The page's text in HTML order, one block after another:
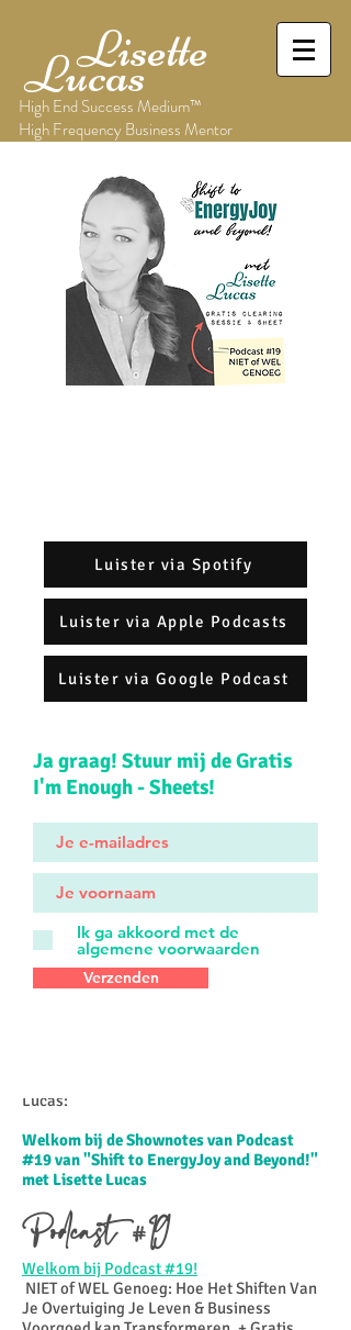
Lisette
Lucas
High End Success Medium™
High Frequency Business Mentor
Luister via Spotify
Luister via Apple Podcasts
Luister via Google Podcast
Lucas:
Welkom bij de Shownotes van Podcast
#19 van "Shift to EnergyJoy and Beyond!"
met Lisette Lucas
Podcast #19
Welkom bij Podcast #19!
NIET of WEL Genoeg: Hoe Het Shiften Van
Je Overtuiging Je Leven & Business
Ja graag! Stuur mij de Gratis
I'm Enough - Sheets!
Ik ga akkoord met de
algemene voorwaarden
Verzenden